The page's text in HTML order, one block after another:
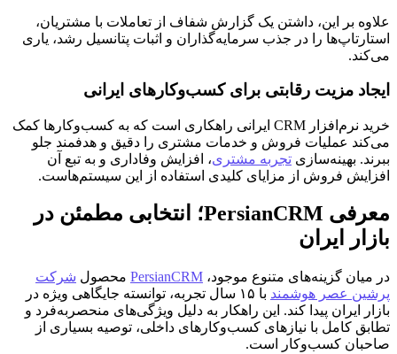
علاوه بر این، داشتن یک گزارش شفاف از تعاملات با مشتریان،
استارتاپ‌ها را در جذب سرمایه‌گذاران و اثبات پتانسیل رشد، یاری
می‌کند.
ایجاد مزیت رقابتی برای کسب‌وکارهای ایرانی
خرید نرم‌افزار CRM ایرانی راهکاری است که به کسب‌وکارها کمک
می‌کند عملیات فروش و خدمات مشتری را دقیق و هدفمند جلو
ببرند. بهینه‌سازی تجربه مشتری، افزایش وفاداری و به تبع آن
افزایش فروش از مزایای کلیدی استفاده از این سیستم‌هاست.
معرفی PersianCRM؛ انتخابی مطمئن در
بازار ایران
در میان گزینه‌های متنوع موجود، PersianCRM محصول شرکت
پرشین عصر هوشمند
با ۱۵ سال تجربه، توانسته جایگاهی ویژه در
بازار ایران پیدا کند. این راهکار به دلیل ویژگی‌های منحصر‌به‌فرد و
تطابق کامل با نیازهای کسب‌وکارهای داخلی، توصیه بسیاری از
صاحبان کسب‌وکار است.